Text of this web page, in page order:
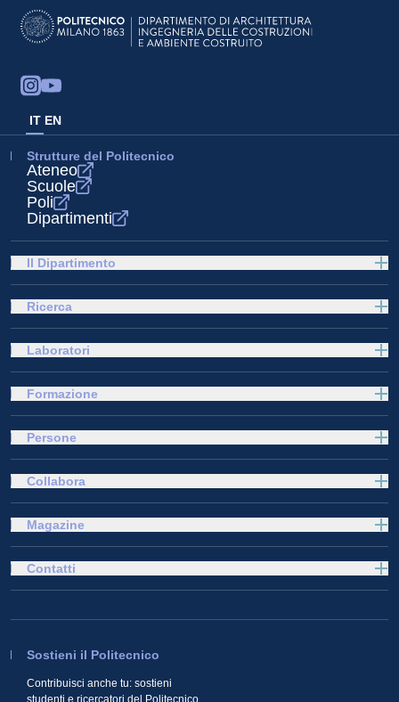
IT EN
Strutture del Politecnico
Ateneo
Scuole
Poli
Dipartimenti
Il Dipartimento
Ricerca
Laboratori
Formazione
Persone
Collabora
Magazine
Sostieni il Politecnico
Contribuisci anche tu: sostieni
studenti e ricercatori del Politecnico
Contatti